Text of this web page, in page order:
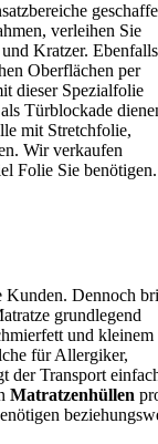
verleihen Sie
Kratzer.
Oberflächen per
dieser Spezialfolie
Türblockade
mit Stretchfolie,
Wir verkaufen
Folie Sie benötigen.
Kunden. Dennoch
grundlegend
und kleinem
für Allergiker,
der Transport
Matratzenhüllen